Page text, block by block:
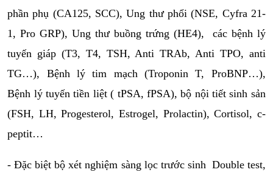
phần phụ (CA125, SCC), Ung thư phổi (NSE, Cyfra 21-
1, Pro GRP), Ung thư buồng trứng (HE4),  các bệnh lý
tuyến giáp (T3, T4, TSH, Anti TRAb, Anti TPO, anti
TG…), Bệnh lý tim mạch (Troponin T, ProBNP…),
Bệnh lý tuyến tiền liệt ( tPSA, fPSA), bộ nội tiết sinh sản
(FSH, LH, Progesterol, Estrogel, Prolactin), Cortisol, c-
peptit…
- Đặc biệt bộ xét nghiệm sàng lọc trước sinh  Double test,